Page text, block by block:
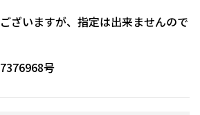
ざいますが、指定は出来ませんので
号